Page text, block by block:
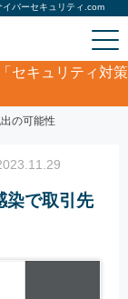
バーセキュリティ.com
セキュリティ対策
ス
の可能性
染で取引先